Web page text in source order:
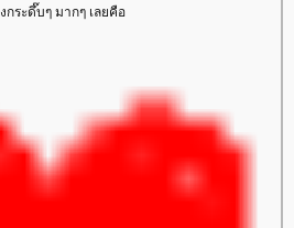
กระดึ๊บๆ มากๆ เลยคือ